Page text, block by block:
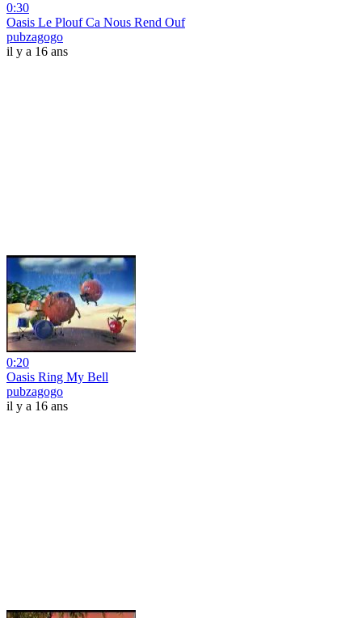
0:30
Oasis Le Plouf Ca Nous Rend Ouf
pubzagogo
il y a 16 ans
0:20
Oasis Ring My Bell
pubzagogo
il y a 16 ans